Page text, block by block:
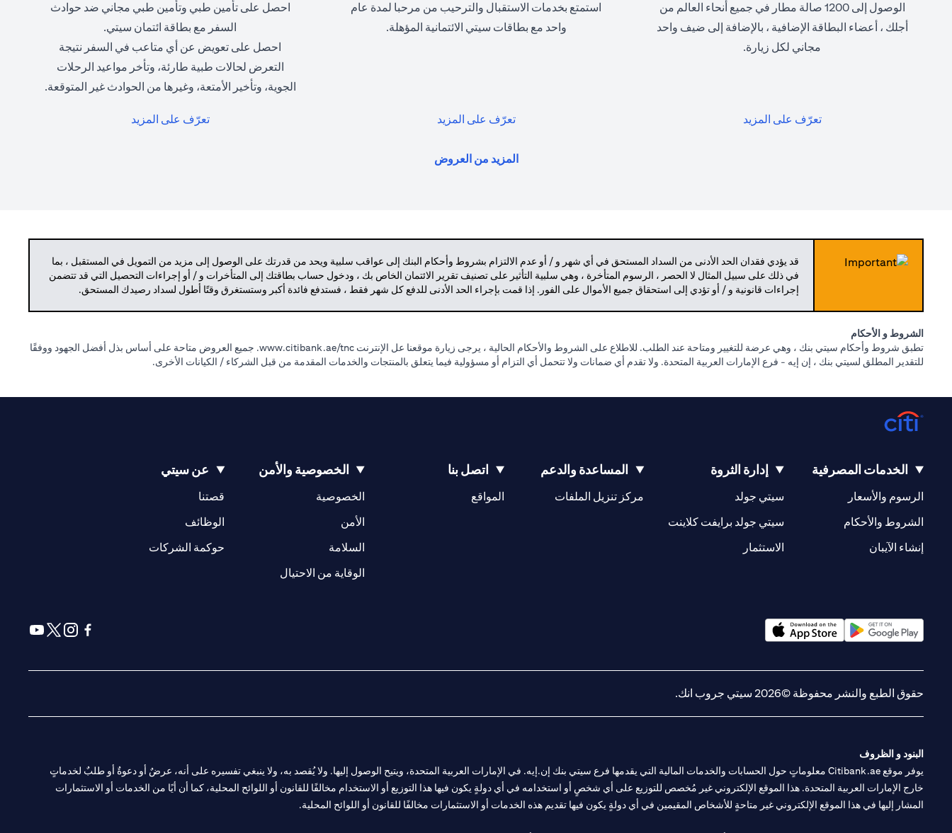
الوصول إلى 1200 صالة مطار في جميع أنحاء العالم من
أجلك ، أعضاء البطاقة الإضافية ، بالإضافة إلى ضيف واحد
مجاني لكل زيارة.
تعرّف على المزيد
استمتع بخدمات الاستقبال والترحيب من مرحبا لمدة عام
واحد مع بطاقات سيتي الائتمانية المؤهلة.
تعرّف على المزيد
احصل على تأمين طبي وتأمين طبي مجاني ضد حوادث
السفر مع بطاقة ائتمان سيتي.
احصل على تعويض عن أي متاعب في السفر نتيجة
التعرض لحالات طبية طارئة، وتأخر مواعيد الرحلات
الجوية، وتأخير الأمتعة، وغيرها من الحوادث غير المتوقعة.
تعرّف على المزيد
المزيد من العروض
قد يؤدي فقدان الحد الأدنى من السداد المستحق في أي شهر و / أو عدم الالتزام بشروط وأحكام البنك إلى عواقب سلبية ويحد من قدرتك على الوصول إلى مزيد من التمويل في المستقبل ، بما
في ذلك على سبيل المثال لا الحصر ، الرسوم المتأخرة ، وهي سلبية التأثير على تصنيف تقرير الائتمان الخاص بك ، ودخول حساب بطاقتك إلى المتأخرات و / أو إجراءات التحصيل التي قد تتضمن
إجراءات قانونية و / أو تؤدي إلى استحقاق جميع الأموال على الفور. إذا قمت بإجراء الحد الأدنى للدفع كل شهر فقط ، فستدفع فائدة أكبر وستستغرق وقتًا أطول لسداد رصيدك المستحق.
الشروط و الأحكام
تطبق شروط وأحكام سيتي بنك ، وهي عرضة للتغيير ومتاحة عند الطلب. للاطلاع على الشروط والأحكام الحالية ، يرجى زيارة موقعنا عل الإنترنت www.citibank.ae/tnc. جميع العروض متاحة على أساس بذل أفضل الجهود ووفقًا
للتقدير المطلق لسيتي بنك ، إن إيه - فرع الإمارات العربية المتحدة. ولا تقدم أي ضمانات ولا تتحمل أي التزام أو مسؤولية فيما يتعلق بالمنتجات والخدمات المقدمة من قبل الشركاء / الكيانات الأخرى.
الخدمات المصرفية
الرسوم والأسعار
الشروط والأحكام
إنشاء الآيبان
إدارة الثروة
سيتي جولد
سيتي جولد برايفت كلاينت
الاستثمار
المساعدة والدعم
مركز تنزيل الملفات
اتصل بنا
المواقع
(opens in a new tab)
الخصوصية والأمن
الخصوصية
الأمن
السلامة
الوقاية من الاحتيال
عن سيتي
قصتنا
(opens in a new tab)
الوظائف
(opens in a new tab)
حوكمة الشركات
(opens in a new tab)
حقوق الطبع والنشر محفوظة ©2026 سيتي جروب انك.
البنود و الظروف
يوفر موقع Citibank.ae معلوماتٍ حول الحسابات والخدمات المالية التي يقدمها فرع سيتي بنك إن.إيه. في الإمارات العربية المتحدة، ويتيح الوصول إليها. ولا يُقصد به، ولا ينبغي تفسيره على أنه، عرضٌ أو دعوةٌ أو طلبٌ لخدماتٍ
خارج الإمارات العربية المتحدة. هذا الموقع الإلكتروني غير مُخصص للتوزيع على أي شخصٍ أو استخدامه في أي دولةٍ يكون فيها هذا التوزيع أو الاستخدام مخالفًا للقانون أو اللوائح المحلية، كما أن أيًا من الخدمات أو الاستثمارات
المشار إليها في هذا الموقع الإلكتروني غير متاحةٍ للأشخاص المقيمين في أي دولةٍ يكون فيها تقديم هذه الخدمات أو الاستثمارات مخالفًا للقانون أو اللوائح المحلية.